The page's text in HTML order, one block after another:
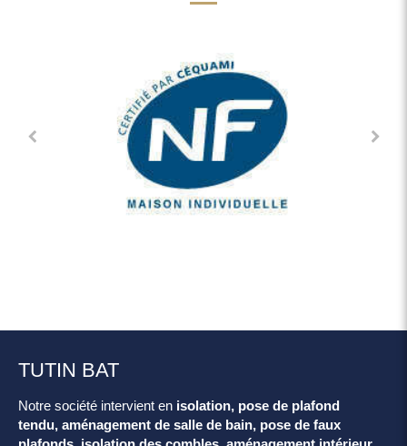
TUTIN BAT
Notre société intervient en isolation, pose de plafond
tendu, aménagement de salle de bain, pose de faux